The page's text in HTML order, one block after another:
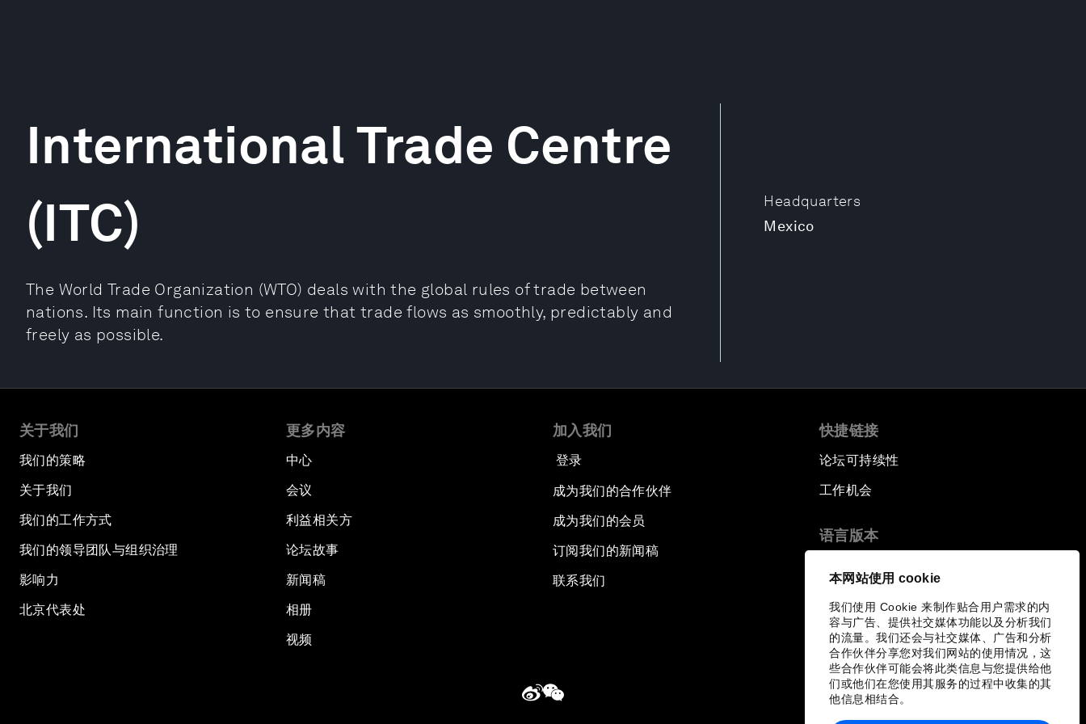
本网站使用 cookie
我们使用 Cookie 来制作贴合用户需求的内
容与广告、提供社交媒体功能以及分析我们
的流量。我们还会与社交媒体、广告和分析
合作伙伴分享您对我们网站的使用情况，这
些合作伙伴可能会将此类信息与您提供给他
们或他们在您使用其服务的过程中收集的其
他信息相结合。
Headquarters
Mexico
International Trade Centre
(ITC)
The World Trade Organization (WTO) deals with the global rules of trade between
nations. Its main function is to ensure that trade flows as smoothly, predictably and
freely as possible.
关于我们
我们的策略
关于我们
我们的工作方式
我们的领导团队与组织治理
影响力
北京代表处
更多内容
中心
会议
利益相关方
论坛故事
新闻稿
相册
视频
加入我们
登录
成为我们的合作伙伴
成为我们的会员
订阅我们的新闻稿
联系我们
快捷链接
论坛可持续性
工作机会
语言版本